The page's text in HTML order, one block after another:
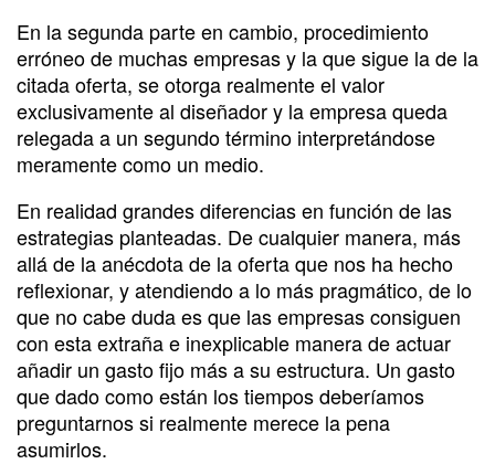
En la segunda parte en cambio, procedimiento
erróneo de muchas empresas y la que sigue la de la
citada oferta, se otorga realmente el valor
exclusivamente al diseñador y la empresa queda
relegada a un segundo término interpretándose
meramente como un medio.
En realidad grandes diferencias en función de las
estrategias planteadas. De cualquier manera, más
allá de la anécdota de la oferta que nos ha hecho
reflexionar, y atendiendo a lo más pragmático, de lo
que no cabe duda es que las empresas consiguen
con esta extraña e inexplicable manera de actuar
añadir un gasto fijo más a su estructura. Un gasto
que dado como están los tiempos deberíamos
preguntarnos si realmente merece la pena
asumirlos.